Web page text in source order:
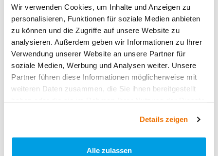
Wir verwenden Cookies, um Inhalte und Anzeigen zu
personalisieren, Funktionen für soziale Medien anbieten
zu können und die Zugriffe auf unsere Website zu
analysieren. Außerdem geben wir Informationen zu Ihrer
Verwendung unserer Website an unsere Partner für
soziale Medien, Werbung und Analysen weiter. Unsere
Partner führen diese Informationen möglicherweise mit
weiteren Daten zusammen, die Sie ihnen bereitgestellt
Details zeigen
Alle zulassen